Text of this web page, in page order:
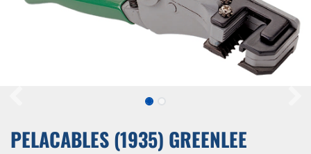
PELACABLES (1935) GREENLEE